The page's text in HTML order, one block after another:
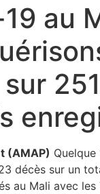
au
(AMAP) Quelque
décès sur un
au Mali avec les